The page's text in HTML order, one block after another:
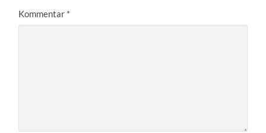
Kommentar *